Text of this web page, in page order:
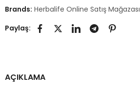
Brands: Herbalife Online Satış Mağazası
Paylaş:
AÇIKLAMA